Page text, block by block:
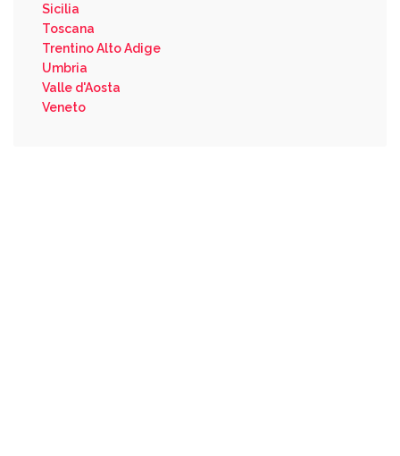
Sicilia
Toscana
Trentino Alto Adige
Umbria
Valle d'Aosta
Veneto